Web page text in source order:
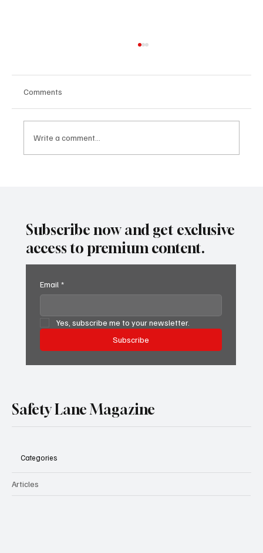
Comments
Write a comment...
Subscribe now and get exclusive
access to premium content.
Email *
Yes, subscribe me to your newsletter.
Subscribe
Safety Lane Magazine
Categories
Articles